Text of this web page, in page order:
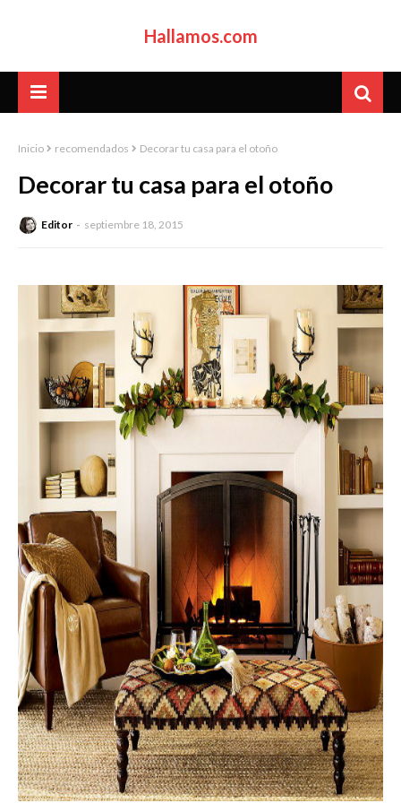
Hallamos.com
Inicio recomendados Decorar tu casa para el otoño
Decorar tu casa para el otoño
Editor septiembre 18, 2015